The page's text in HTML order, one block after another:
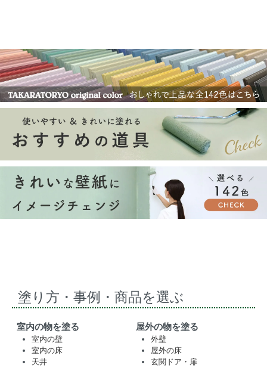
塗り方・事例・商品を選ぶ
室内の物を塗る
室内の壁
室内の床
天井
屋外の物を塗る
外壁
屋外の床
玄関ドア・扉